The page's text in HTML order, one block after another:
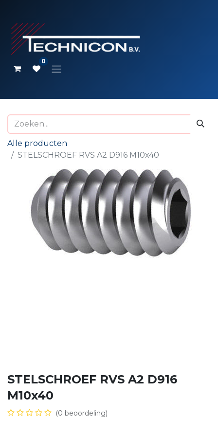
0
Alle producten
STELSCHROEF RVS A2 D916 M10x40
STELSCHROEF RVS A2 D916
M10x40
(0 beoordeling)